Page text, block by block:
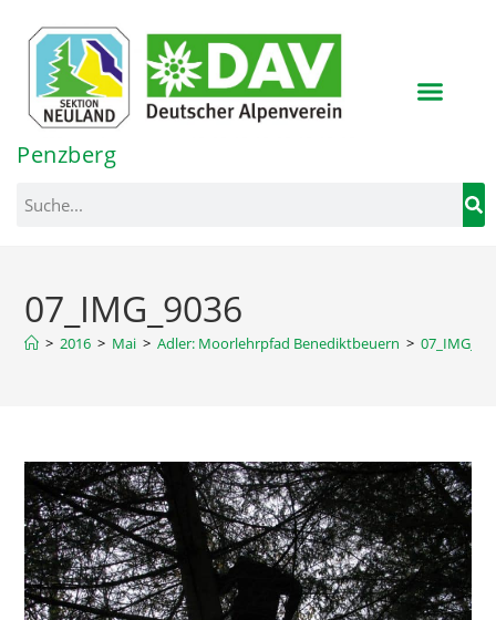
springen
Penzberg
07_IMG_9036
> 2016 > Mai > Adler: Moorlehrpfad Benediktbeuern >